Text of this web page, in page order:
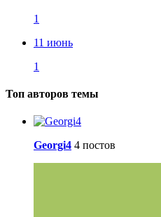
1
11 июнь
1
Топ авторов темы
Georgi4 4 постов